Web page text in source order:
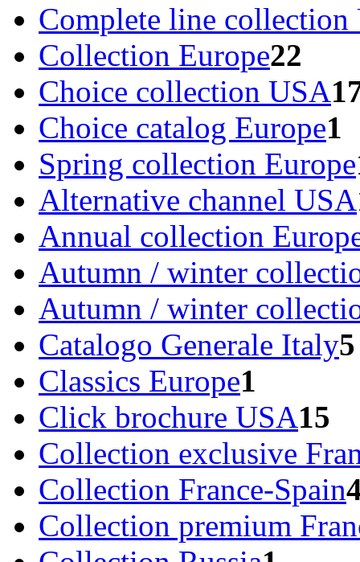
Complete line collection
Collection Europe22
Choice collection USA
Choice catalog Europe1
Spring collection Europe
Alternative channel USA
Annual collection
Autumn / winter
Autumn / winter
Catalogo Generale Italy5
Classics Europe1
Click brochure USA15
Collection exclusive
Collection France-Spain
Collection premium